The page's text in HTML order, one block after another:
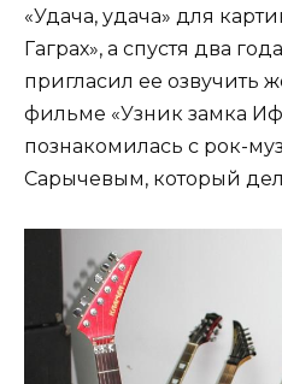
«Удача, удача» для
Гаграх», а спустя два
пригласил ее озвучить
фильме «Узник замка
познакомилась с рок-
Сарычевым, который